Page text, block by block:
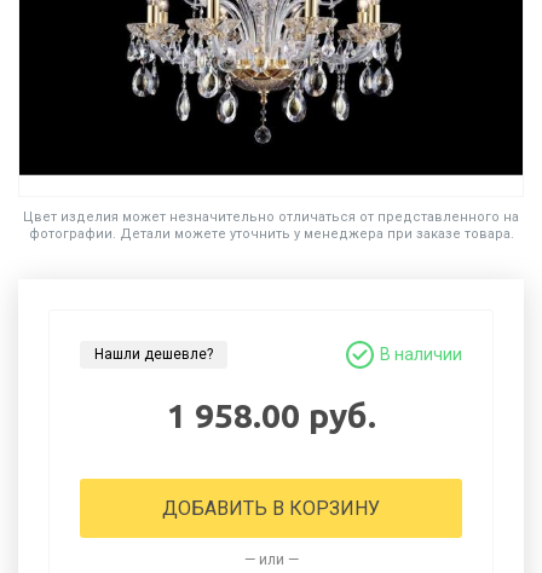
Цвет изделия может незначительно отличаться от представленного на
фотографии. Детали можете уточнить у менеджера при заказе товара.
Нашли дешевле? В наличии
1 958.00 руб.
ДОБАВИТЬ В КОРЗИНУ
— или —